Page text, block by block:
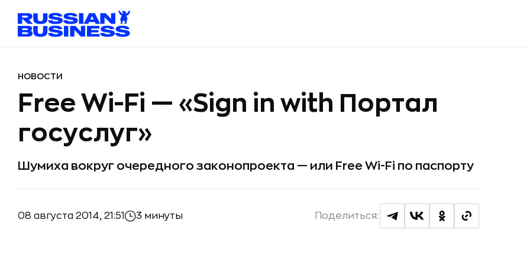
НОВОСТИ
Free Wi-Fi — «Sign in with Портал
госуслуг»
Шумиха вокруг очередного законопроекта — или Free Wi-Fi по паспорту
08 августа 2014, 21:51 3 минуты Поделиться: